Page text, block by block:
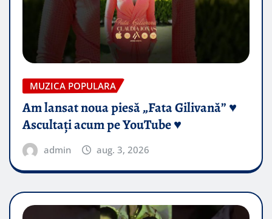
MUZICA POPULARA
Am lansat noua piesă „Fata Gilivană” ♥️
Ascultați acum pe YouTube ♥️
admin aug. 3, 2026